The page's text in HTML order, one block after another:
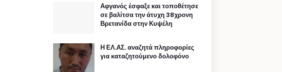
Αφγανός έσφαξε και τοποθέτησε
σε βαλίτσα την άτυχη 38χρονη
Βρετανίδα στην Κυψέλη
Η ΕΛ.ΑΣ. αναζητά πληροφορίες
για καταζητούμενο δολοφόνο